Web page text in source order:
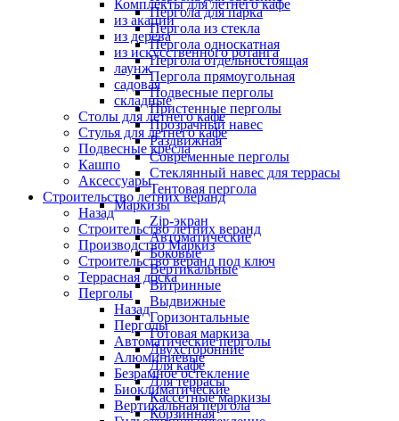
Пергола для парка
Пергола из стекла
Пергола односкатная
Пергола отдельностоящая
Пергола прямоугольная
Подвесные перголы
Пристенные перголы
Прозрачный навес
Раздвижная
Современные перголы
Стеклянный навес для террасы
Тентовая пергола
Маркизы
Zip-экран
Автоматические
Боковые
Вертикальные
Витринные
Выдвижные
Горизонтальные
Готовая маркиза
Двухсторонние
Для кафе
Для террасы
Кассетные маркизы
Корзинная
Комплекты для летнего кафе
из акации
из дерева
из искусственного ротанга
лаунж
садовая
складные
Столы для летнего кафе
Стулья для летнего кафе
Подвесные кресла
Кашпо
Аксессуары
Строительство летних веранд
Назад
Строительство летних веранд
Производство Маркиз
Строительство веранд под ключ
Террасная доска
Перголы
Назад
Перголы
Автоматические перголы
Алюминиевые
Безрамное остекление
Биоклиматические
Вертикальная пергола